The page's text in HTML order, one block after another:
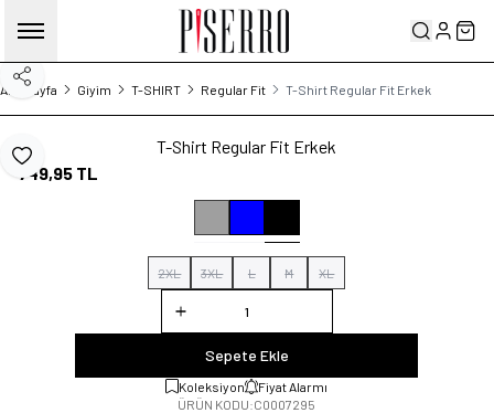
Hesabım
Ana Sayfa Giyim T-SHIRT Regular Fit T-Shirt Regular Fit Erkek
Favoriye Ekle
Paylaş
T-Shirt Regular Fit Erkek
749,95 TL
2XL 3XL L M XL
Sepete Ekle
Koleksiyon
Fiyat Alarmı
ÜRÜN KODU:C0007295